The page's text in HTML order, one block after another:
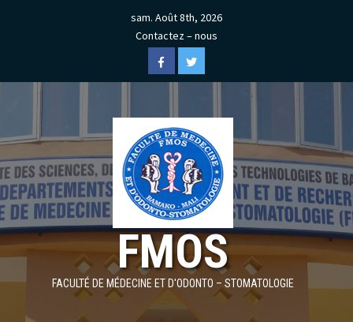
sam. Août 8th, 2026
Contactez – nous
FacebookTwitter
FMOS
FACULTÉ DE MÉDECINE ET D'ODONTO – STOMATOLOGIE